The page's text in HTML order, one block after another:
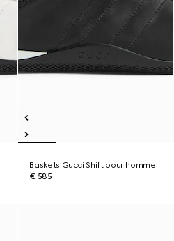
Baskets Gucci Shift pour homme
€ 585